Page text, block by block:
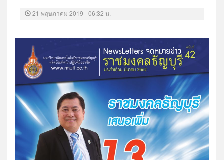
21 พฤษภาคม 2019 - 06:32 น.